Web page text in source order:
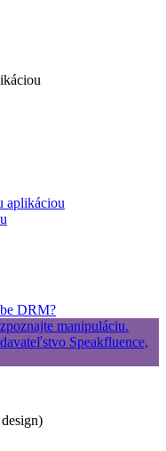
aplikáciou
DRM?